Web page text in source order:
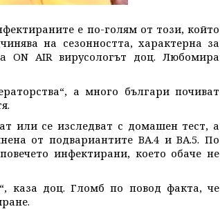
е по-голям от този, който
на сезонността, характерна за
ON AIR вирусологът доц. Любомира
а много българи почиват
или се изследват с домашен тест, а
от подвариантите BA.4 и BA.5. По
инфектирани, което обаче не
каза доц. Гломб по повод факта, че